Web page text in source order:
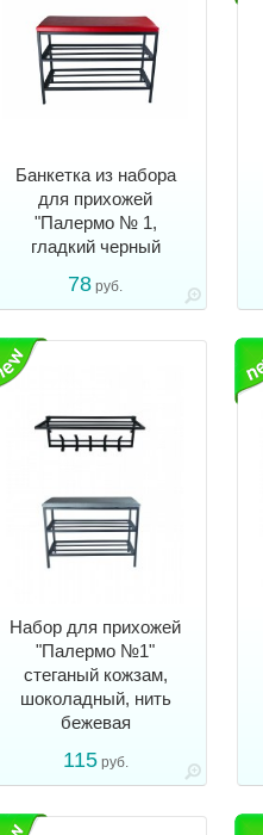
Банкетка из набора
для прихожей
"Палермо № 1,
гладкий черный
78 руб.
Набор для прихожей
"Палермо №1"
стеганый кожзам,
шоколадный, нить
бежевая
115руб.